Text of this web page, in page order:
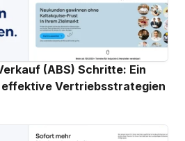
(ABS) Schritte: Ein
Vertriebsstrategien